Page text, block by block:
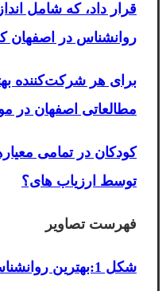
قرار داد، که شامل
روانشناس در اصفهان
برای هر شرکت‌کننده
مطالعاتی اصفهان در
کودکان در تمامی
توسط ارزیاب های؟
فهرست تصاویر
شکل 1:بهترین روانشناس در اصفهان